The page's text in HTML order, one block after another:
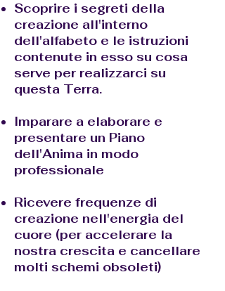
Scoprire i segreti della
creazione all'interno
dell'alfabeto e le istruzioni
contenute in esso su cosa
serve per realizzarci su
questa Terra.
Imparare a elaborare e
presentare un Piano
dell'Anima in modo
professionale
Ricevere frequenze di
creazione nell'energia del
cuore (per accelerare la
nostra crescita e cancellare
molti schemi obsoleti)